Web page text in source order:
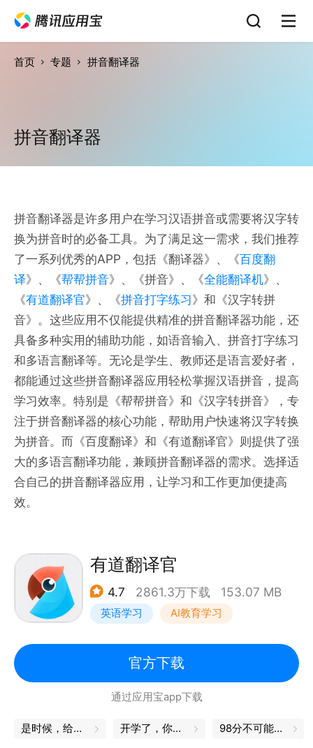
首页 专题 拼音翻译器
拼音翻译器
拼音翻译器是许多用户在学习汉语拼音或需要将汉字转
换为拼音时的必备工具。为了满足这一需求，我们推荐
了一系列优秀的APP，包括《翻译器》、《百度翻
译》、《帮帮拼音》、《拼音》、《全能翻译机》、
《有道翻译官》、《拼音打字练习》和《汉字转拼
音》。这些应用不仅能提供精准的拼音翻译器功能，还
具备多种实用的辅助功能，如语音输入、拼音打字练习
和多语言翻译等。无论是学生、教师还是语言爱好者，
都能通过这些拼音翻译器应用轻松掌握汉语拼音，提高
学习效率。特别是《帮帮拼音》和《汉字转拼音》，专
注于拼音翻译器的核心功能，帮助用户快速将汉字转换
为拼音。而《百度翻译》和《有道翻译官》则提供了强
大的多语言翻译功能，兼顾拼音翻译器的需求。选择适
合自己的拼音翻译器应用，让学习和工作更加便捷高
效。
有道翻译官
4.7 2861.3万下载 153.07 MB
英语学习 AI教育学习
官方下载
通过应用宝app下载
是时候，给自己充充电了 开学了，你的书皮买好了吗 98分不可能的，我都是100分